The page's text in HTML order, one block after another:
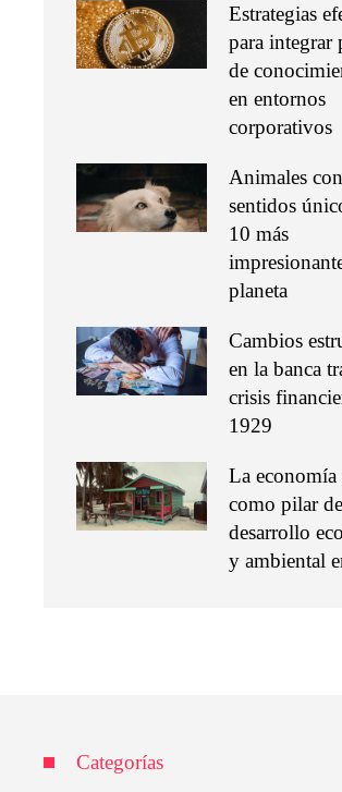
Estrategias
para integrar
de
en entornos
corporativos
Animales con
sentidos
10 más
planeta
Cambios
en la banca
crisis
1929
La economía
como pilar
desarrollo
y ambiental
Categorías